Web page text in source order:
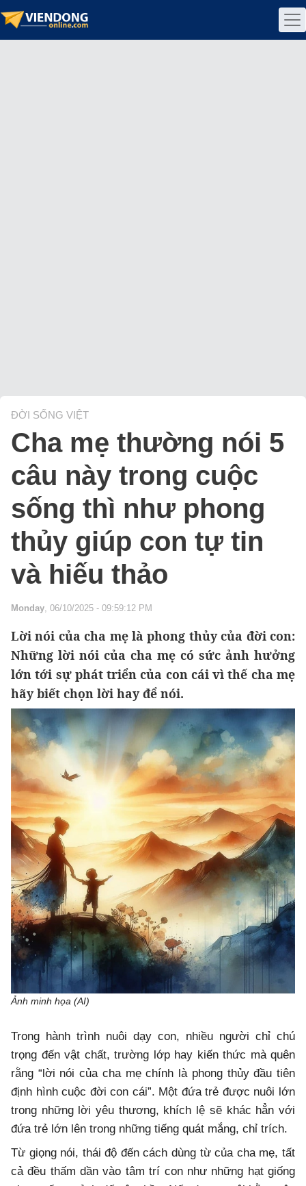
ĐỜI SỐNG VIỆT
Cha mẹ thường nói 5
câu này trong cuộc
sống thì như phong
thủy giúp con tự tin
và hiếu thảo
Monday, 06/10/2025 - 09:59:12 PM
Lời nói của cha mẹ là phong thủy của đời con:
Những lời nói của cha mẹ có sức ảnh hưởng
lớn tới sự phát triển của con cái vì thế cha mẹ
hãy biết chọn lời hay để nói.
Ảnh minh họa (AI)
Trong hành trình nuôi dạy con, nhiều người chỉ chú
trọng đến vật chất, trường lớp hay kiến thức mà quên
rằng “lời nói của cha mẹ chính là phong thủy đầu tiên
định hình cuộc đời con cái”. Một đứa trẻ được nuôi lớn
trong những lời yêu thương, khích lệ sẽ khác hẳn với
đứa trẻ lớn lên trong những tiếng quát mắng, chỉ trích.
Từ giọng nói, thái độ đến cách dùng từ của cha mẹ, tất
cả đều thấm dần vào tâm trí con như những hạt giống